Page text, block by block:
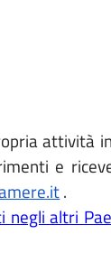
attività
e
.
negli altri